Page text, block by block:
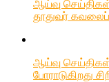
ஆய்வு
தூதுவர்
ஆய்வு
போராடுகிறது